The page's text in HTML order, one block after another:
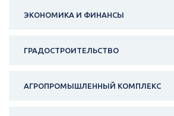
ЭКОНОМИКА И ФИНАНСЫ
ГРАДОСТРОИТЕЛЬСТВО
АГРОПРОМЫШЛЕННЫЙ КОМПЛЕКС